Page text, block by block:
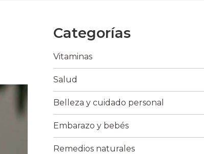
Categorías
Vitaminas
Salud
Belleza y cuidado personal
Embarazo y bebés
Remedios naturales